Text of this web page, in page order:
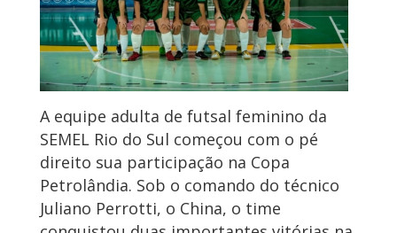
A equipe adulta de futsal feminino da
SEMEL Rio do Sul começou com o pé
direito sua participação na Copa
Petrolândia. Sob o comando do técnico
Juliano Perrotti, o China, o time